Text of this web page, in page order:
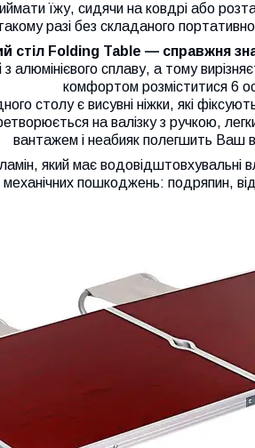
їжу, сидячи на ковдрі або
разі без складаного
стіл Folding Table — справжня
з алюмінієвого сплаву, а тому
комфортом розміститися 6
столу є висувні ніжки, які
на валізку з ручкою,
вантажем і неабияк полегшить Ваш
який має водовідштовхувальні
механічних пошкоджень: подряпин,